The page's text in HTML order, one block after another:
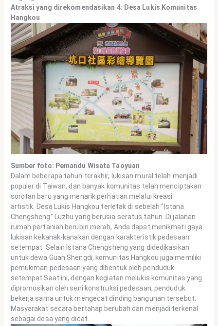
Atraksi yang direkomendasikan 4: Desa Lukis Komunitas
Hangkou
Sumber foto: Pemandu Wisata Taoyuan
Dalam beberapa tahun terakhir, lukisan mural telah menjadi
populer di Taiwan, dan banyak komunitas telah menciptakan
sorotan baru yang menarik perhatian melalui kreasi
artistik. Desa Lukis Hangkou terletak di sebelah “Istana
Chengsheng” Luzhu yang berusia seratus tahun. Di jalanan
rumah pertanian berubin merah, Anda dapat menikmati gaya
lukisan kekanak-kanakan dengan karakteristik pedesaan
setempat. Selain Istana Chengsheng yang didedikasikan
untuk dewa Guan Shengdi, komunitas Hangkou juga memiliki
pemukiman pedesaan yang dibentuk oleh penduduk
setempat.Saat ini, dengan kegiatan melukis komunitas yang
dipromosikan oleh seni konstruksi pedesaan, penduduk
bekerja sama untuk mengecat dinding bangunan tersebut.
Masyarakat secara bertahap berubah dan menjadi terkenal
sebagai desa yang dicat.